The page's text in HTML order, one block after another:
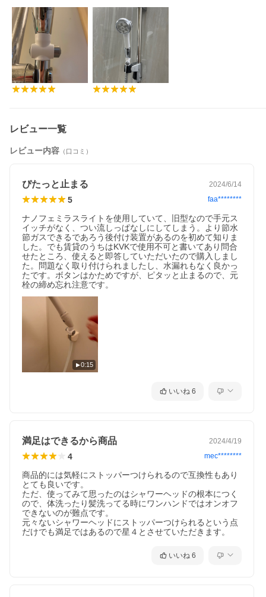
レビュー一覧
レビュー内容 （口コミ）
ぴたっと止まる 2024/6/14
5 faa********
ナノフェミラスライトを使用していて、旧型なので手元ス
イッチがなく、つい流しっぱなしにしてしまう。より節水
節ガスできるであろう後付け装置があるのを初めて知りま
した。でも賃貸のうちはKVKで使用不可と書いてあり問合
せたところ、使えると即答していただいたので購入しまし
た。問題なく取り付けられましたし、水漏れもなく良かっ
たです。ボタンはかためですが、ピタッと止まるので、元
栓の締め忘れ注意です。
0:15
いいね 6
満足はできるから商品 2024/4/19
4 mec********
商品的には気軽にストッパーつけられるので互換性もあり
とても良いです。
ただ、使ってみて思ったのはシャワーヘッドの根本につく
ので、体洗ったり髪洗ってる時にワンハンドではオンオフ
できないのが難点です。
元々ないシャワーヘッドにストッパーつけられるという点
だけでも満足ではあるので星４とさせていただきます。
いいね 6